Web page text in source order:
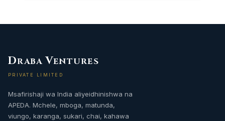
DRABA VENTURES
PRIVATE LIMITED
Msafirishaji wa India aliyeidhinishwa na
APEDA. Mchele, mboga, matunda,
viungo, karanga, sukari, chai, kahawa